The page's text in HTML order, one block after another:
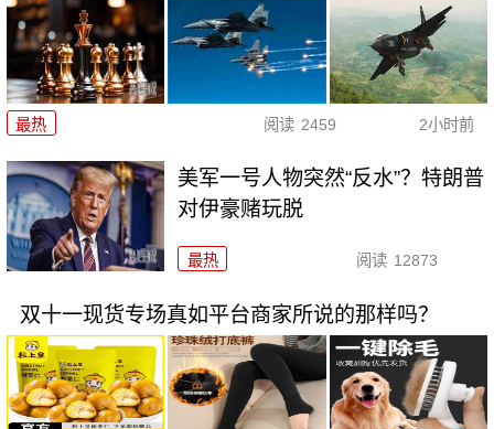
最热 阅读 2459 2小时前
美军一号人物突然“反水”？特朗普
对伊豪赌玩脱
最热 阅读 12873
双十一现货专场真如平台商家所说的那样吗？